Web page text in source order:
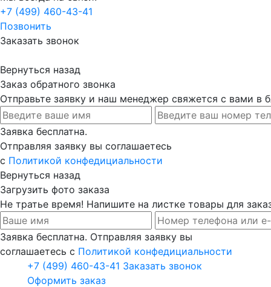
+7 (499) 460-43-41
Позвонить
Заказать звонок
Вернуться назад
Заказ обратного звонка
Отправьте заявку и наш менеджер свяжется с вами в
Заявка бесплатна.
Отправляя заявку вы соглашаетесь
с Политикой конфедициальности
Вернуться назад
Загрузить фото заказа
Не тратье время! Напишите на листке товары для
Заявка бесплатна. Отправляя заявку вы
соглашаетесь с Политикой конфедициальности
+7 (499) 460-43-41 Заказать звонок
Оформить заказ